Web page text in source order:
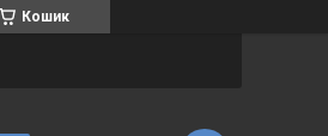
Кошик